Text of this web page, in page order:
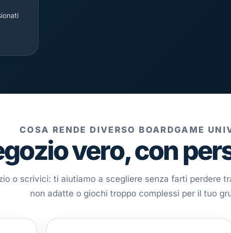
COSA RENDE DIVERSO BOARDGAME
vero, con
o scrivici: ti aiutiamo a scegliere senza farti perdere
non adatte o giochi troppo complessi per il tuo